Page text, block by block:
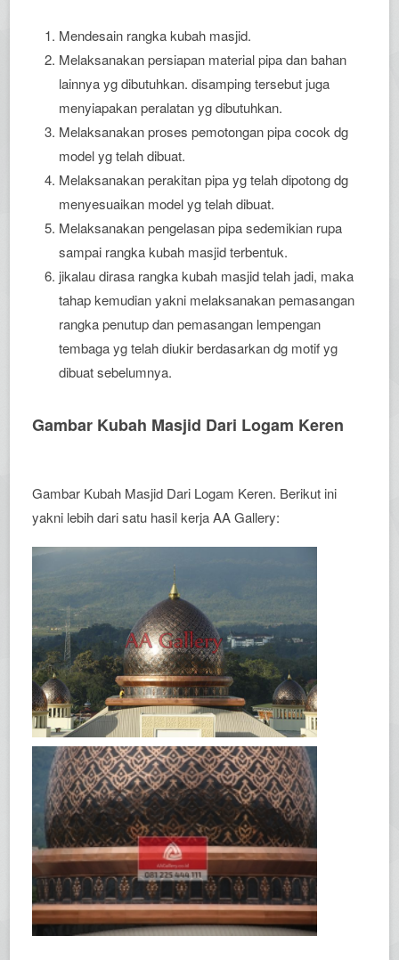
Mendesain rangka kubah masjid.
Melaksanakan persiapan material pipa dan bahan
lainnya yg dibutuhkan. disamping tersebut juga
menyiapakan peralatan yg dibutuhkan.
Melaksanakan proses pemotongan pipa cocok dg
model yg telah dibuat.
Melaksanakan perakitan pipa yg telah dipotong dg
menyesuaikan model yg telah dibuat.
Melaksanakan pengelasan pipa sedemikian rupa
sampai rangka kubah masjid terbentuk.
jikalau dirasa rangka kubah masjid telah jadi, maka
tahap kemudian yakni melaksanakan pemasangan
rangka penutup dan pemasangan lempengan
tembaga yg telah diukir berdasarkan dg motif yg
dibuat sebelumnya.
Gambar Kubah Masjid Dari Logam Keren
Gambar Kubah Masjid Dari Logam Keren. Berikut ini
yakni lebih dari satu hasil kerja AA Gallery: